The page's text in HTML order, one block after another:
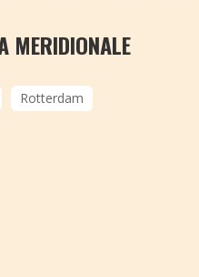
MERIDIONALE
Rotterdam